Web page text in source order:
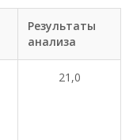
Результаты
анализа
21,0